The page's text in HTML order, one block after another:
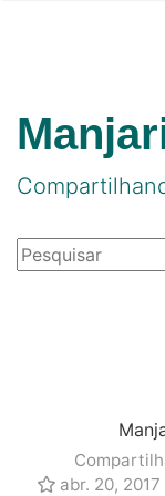
abr. 20, 2017